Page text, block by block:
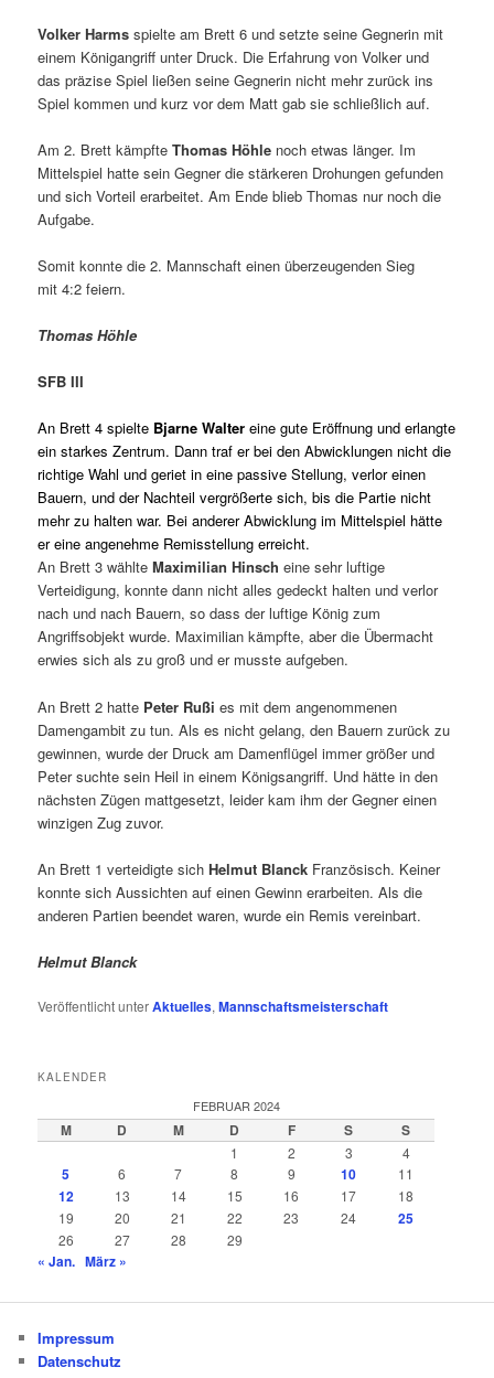
Volker Harms spielte am Brett 6 und setzte seine Gegnerin mit
einem Königangriff unter Druck. Die Erfahrung von Volker und
das präzise Spiel ließen seine Gegnerin nicht mehr zurück ins
Spiel kommen und kurz vor dem Matt gab sie schließlich auf.
Am 2. Brett kämpfteThomas Höhle noch etwas länger. Im
Mittelspiel hatte sein Gegner die stärkeren Drohungen gefunden
und sich Vorteil erarbeitet. Am Ende blieb Thomas nur noch die
Aufgabe.
Somit konnte die 2. Mannschaft einen überzeugenden Sieg
mit 4:2 feiern.
Thomas Höhle
SFB III
An Brett 4 spielte Bjarne Walter eine gute Eröffnung und erlangte
ein starkes Zentrum. Dann traf er bei den Abwicklungen nicht die
richtige Wahl und geriet in eine passive Stellung, verlor einen
Bauern, und der Nachteil vergrößerte sich, bisdie Partie nicht
mehr zu halten war. Bei anderer Abwicklung im Mittelspiel hätte
er eine angenehme Remisstellung erreicht.
An Brett 3 wählteMaximilian Hinsch eine sehr luftige
Verteidigung, konnte dann nicht alles gedeckt halten und verlor
nach und nach Bauern, so dass der luftige König zum
Angriffsobjekt wurde. Maximilian kämpfte, aber die Übermacht
erwies sich als zu groß und er musste aufgeben.
An Brett 2 hatte Peter Rußi es mit dem angenommenen
Damengambit zu tun. Als es nicht gelang, den Bauern zurück zu
gewinnen, wurde der Druck am Damenflügel immer größer und
Peter suchte sein Heil in einem Königsangriff. Und hätte in den
nächsten Zügen mattgesetzt, leider kam ihm der Gegner einen
winzigen Zug zuvor.
An Brett 1 verteidigte sichHelmut Blanck Französisch. Keiner
konnte sich Aussichten auf einen Gewinn erarbeiten. Als die
anderen Partien beendet waren, wurde ein Remis vereinbart.
Helmut Blanck
Veröffentlicht unterAktuelles,Mannschaftsmeisterschaft
KALENDER
FEBRUAR 2024
M D M D F S S
1 2 3 4
5 6 7 8 9 10 11
12 13 14 15 16 17
18
19
20 21 22 23 24 25
26 27 28 29
« Jan. März »
Impressum
Datenschutz